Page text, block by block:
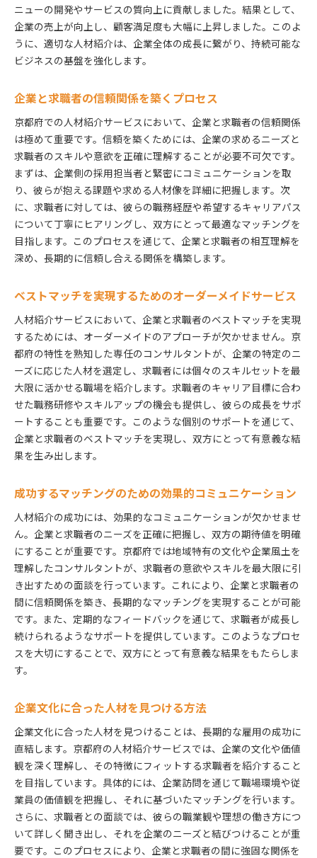
ニューの開発やサービスの質向上に貢献しました。結果として、
企業の売上が向上し、顧客満足度も大幅に上昇しました。このよ
うに、適切な人材紹介は、企業全体の成長に繋がり、持続可能な
ビジネスの基盤を強化します。
企業と求職者の信頼関係を築くプロセス
京都府での人材紹介サービスにおいて、企業と求職者の信頼関係
は極めて重要です。信頼を築くためには、企業の求めるニーズと
求職者のスキルや意欲を正確に理解することが必要不可欠です。
まずは、企業側の採用担当者と緊密にコミュニケーションを取
り、彼らが抱える課題や求める人材像を詳細に把握します。次
に、求職者に対しては、彼らの職務経歴や希望するキャリアパス
について丁寧にヒアリングし、双方にとって最適なマッチングを
目指します。このプロセスを通じて、企業と求職者の相互理解を
深め、長期的に信頼し合える関係を構築します。
ベストマッチを実現するためのオーダーメイドサービス
人材紹介サービスにおいて、企業と求職者のベストマッチを実現
するためには、オーダーメイドのアプローチが欠かせません。京
都府の特性を熟知した専任のコンサルタントが、企業の特定のニ
ーズに応じた人材を選定し、求職者には個々のスキルセットを最
大限に活かせる職場を紹介します。求職者のキャリア目標に合わ
せた職務研修やスキルアップの機会も提供し、彼らの成長をサポ
ートすることも重要です。このような個別のサポートを通じて、
企業と求職者のベストマッチを実現し、双方にとって有意義な結
果を生み出します。
成功するマッチングのための効果的コミュニケーション
人材紹介の成功には、効果的なコミュニケーションが欠かせませ
ん。企業と求職者のニーズを正確に把握し、双方の期待値を明確
にすることが重要です。京都府では地域特有の文化や企業風土を
理解したコンサルタントが、求職者の意欲やスキルを最大限に引
き出すための面談を行っています。これにより、企業と求職者の
間に信頼関係を築き、長期的なマッチングを実現することが可能
です。また、定期的なフィードバックを通じて、求職者が成長し
続けられるようなサポートを提供しています。このようなプロセ
スを大切にすることで、双方にとって有意義な結果をもたらしま
す。
企業文化に合った人材を見つける方法
企業文化に合った人材を見つけることは、長期的な雇用の成功に
直結します。京都府の人材紹介サービスでは、企業の文化や価値
観を深く理解し、その特徴にフィットする求職者を紹介すること
を目指しています。具体的には、企業訪問を通じて職場環境や従
業員の価値観を把握し、それに基づいたマッチングを行います。
さらに、求職者との面談では、彼らの職業観や理想の働き方につ
いて詳しく聞き出し、それを企業のニーズと結びつけることが重
要です。このプロセスにより、企業と求職者の間に強固な関係を